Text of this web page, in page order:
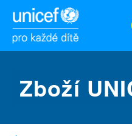
Zboží